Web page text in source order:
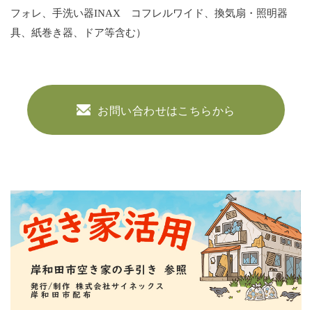
フォレ、手洗い器INAX コフレルワイド、換気扇・照明器
具、紙巻き器、ドア等含む）
お問い合わせはこちらから